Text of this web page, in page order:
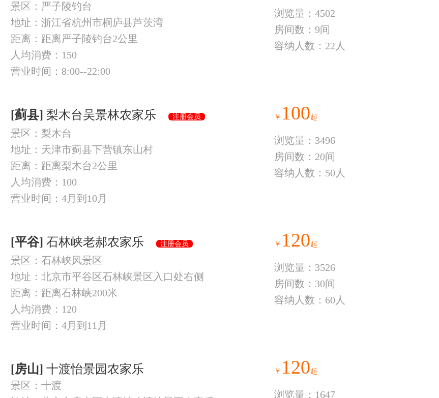
景区：严子陵钓台
地址：浙江省杭州市桐庐县芦茨湾
距离：距离严子陵钓台2公里
人均消费：150
营业时间：8:00--22:00
浏览量：4502
房间数：9间
容纳人数：22人
[蓟县] 梨木台吴景林农家乐 注册会员
景区：梨木台
地址：天津市蓟县下营镇东山村
距离：距离梨木台2公里
人均消费：100
营业时间：4月到10月
￥ 100起
浏览量：3496
房间数：20间
容纳人数：50人
[平谷] 石林峡老郝农家乐 注册会员
景区：石林峡风景区
地址：北京市平谷区石林峡景区入口处右侧
距离：距离石林峡200米
人均消费：120
营业时间：4月到11月
￥ 120起
浏览量：3526
房间数：30间
容纳人数：60人
[房山] 十渡怡景园农家乐
景区：十渡
￥ 120起
浏览量：1647